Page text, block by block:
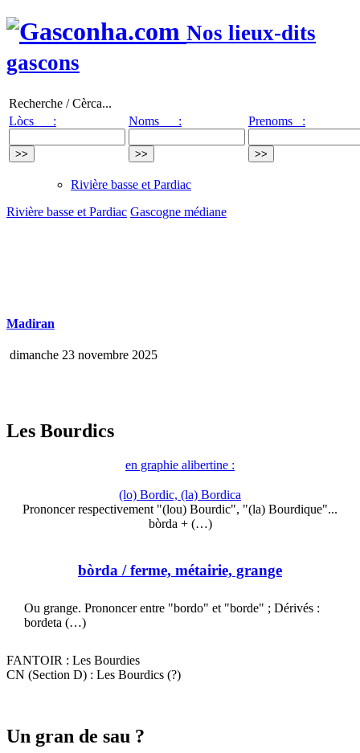
Nos lieux-dits
gascons
Recherche / Cèrca...
Lòcs :
Noms : Prenoms :
Rivière basse et Pardiac
Rivière basse et Pardiac Gascogne médiane
Madiran
dimanche 23 novembre 2025
Les Bourdics
en graphie alibertine :
(lo) Bordic, (la) Bordica
Prononcer respectivement "(lou) Bourdic", "(la) Bourdique"...
bòrda + (…)
bòrda / ferme, métairie, grange
Ou grange. Prononcer entre "bordo" et "borde" ; Dérivés :
bordeta (…)
FANTOIR : Les Bourdies
CN (Section D) : Les Bourdics (?)
Un gran de sau ?